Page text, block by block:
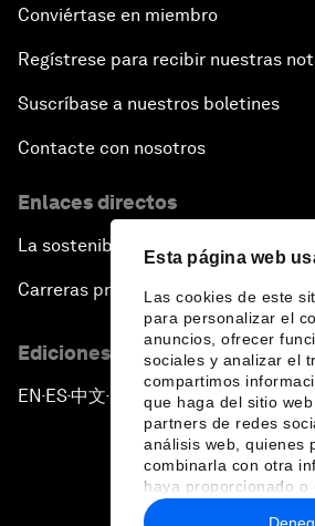
Esta página web
Las cookies de este
para personalizar el
anuncios, ofrecer
sociales y analizar el
compartimos
que haga del sitio
partners de redes
análisis web, quienes
combinarla con otra
haya proporcionado o
recopilado a partir del
Conviértase en miembro
Regístrese para recibir nuestras
Suscríbase a nuestros boletines
Contacte con nosotros
Enlaces directos
La sostenibilidad en el Foro
Carreras profesionales
Ediciones en otros idiomas
EN ▪ES▪中文▪ 日本語